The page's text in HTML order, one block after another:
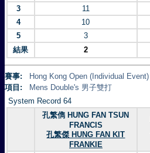
3
11
4
10
5
3
結果
2
賽事:
Hong Kong Open (Individual
項目:
Mens Double's 男子雙打
System Record 64
孔繁儁 HUNG FAN TSUN
FRANCIS
孔繁傑 HUNG FAN KIT
FRANKIE